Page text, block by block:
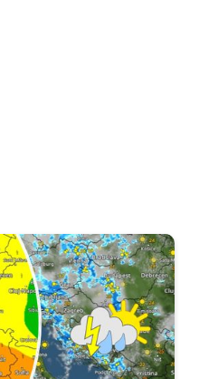
čega je važan?. Specijalna vrsta